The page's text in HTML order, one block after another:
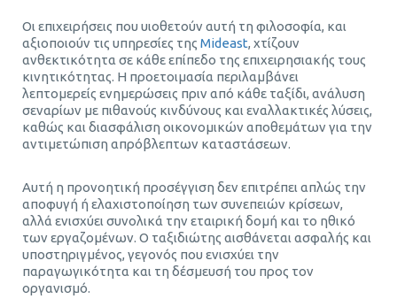
Οι επιχειρήσεις που υιοθετούν αυτή τη φιλοσοφία, και
αξιοποιούν τις υπηρεσίες της Mideast, χτίζουν
ανθεκτικότητα σε κάθε επίπεδο της επιχειρησιακής τους
κινητικότητας. Η προετοιμασία περιλαμβάνει
λεπτομερείς ενημερώσεις πριν από κάθε ταξίδι, ανάλυση
σεναρίων με πιθανούς κινδύνους και εναλλακτικές λύσεις,
καθώς και διασφάλιση οικονομικών αποθεμάτων για την
αντιμετώπιση απρόβλεπτων καταστάσεων.
Αυτή η προνοητική προσέγγιση δεν επιτρέπει απλώς την
αποφυγή ή ελαχιστοποίηση των συνεπειών κρίσεων,
αλλά ενισχύει συνολικά την εταιρική δομή και το ηθικό
των εργαζομένων. Ο ταξιδιώτης αισθάνεται ασφαλής και
υποστηριγμένος, γεγονός που ενισχύει την
παραγωγικότητα και τη δέσμευσή του προς τον
οργανισμό.